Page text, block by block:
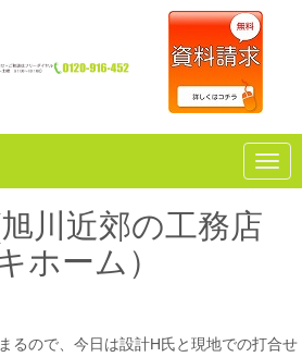
N
a
川近郊の工務店
ホーム）
るので、今日は設計H氏と現地での打合せ